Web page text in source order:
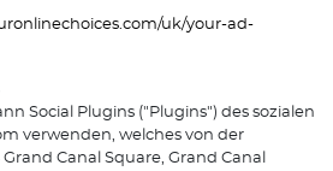
uk/your-ad-
Social Plugins ("Plugins") des sozialen
verwenden, welches von der
Canal Square, Grand Canal